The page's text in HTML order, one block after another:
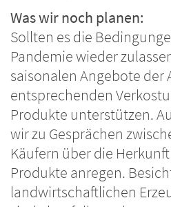
Was wir noch planen:
Sollten es die
Pandemie wieder
saisonalen Angebote der
entsprechenden
Produkte unterstützen.
wir zu Gesprächen
Käufern über die
Produkte anregen.
landwirtschaftlichen